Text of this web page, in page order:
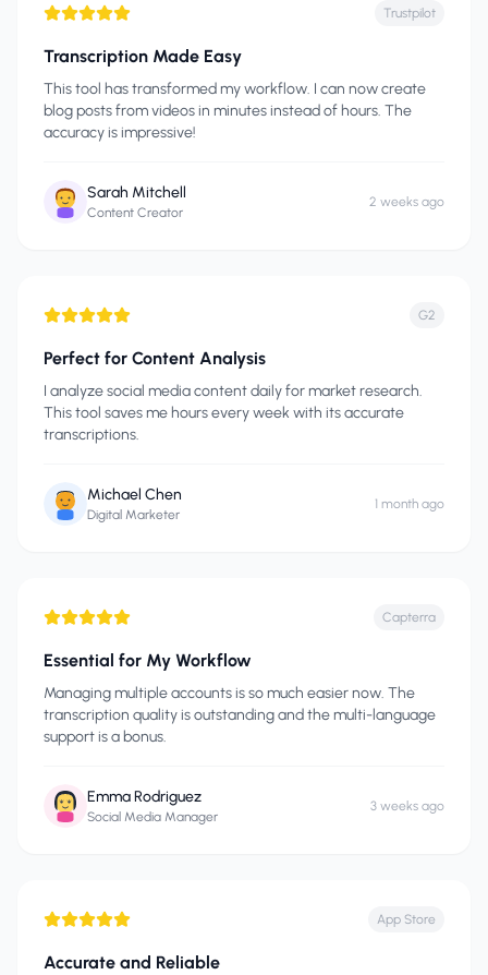
Trustpilot
Transcription Made Easy
This tool has transformed my workflow. I can now create
blog posts from videos in minutes instead of hours. The
accuracy is impressive!
Sarah Mitchell
Content Creator
2 weeks ago
G2
Perfect for Content Analysis
I analyze social media content daily for market research.
This tool saves me hours every week with its accurate
transcriptions.
Michael Chen
Digital Marketer
1 month ago
Capterra
Essential for My Workflow
Managing multiple accounts is so much easier now. The
transcription quality is outstanding and the multi-language
support is a bonus.
Emma Rodriguez
Social Media Manager
3 weeks ago
App Store
Accurate and Reliable